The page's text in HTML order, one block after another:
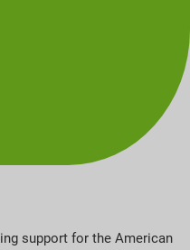
support for the American